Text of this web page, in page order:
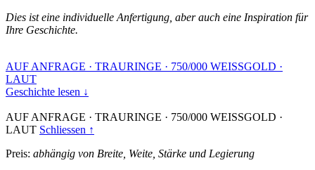
Dies ist eine individuelle Anfertigung, aber auch eine Inspiration für
Ihre Geschichte.
AUF ANFRAGE · TRAURINGE · 750/000 WEISSGOLD ·
LAUT
Geschichte lesen ↓
AUF ANFRAGE · TRAURINGE · 750/000 WEISSGOLD ·
LAUT Schliessen ↑
Preis: abhängig von Breite, Weite, Stärke und Legierung